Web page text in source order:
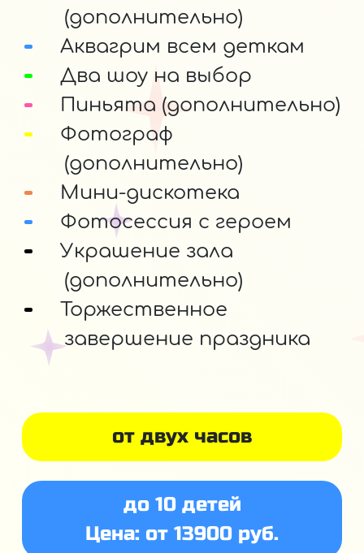
от двух часов
до 10 детей
Цена: от 13900 руб.
(дополнительно)
Аквагрим всем деткам
Два шоу на выбор
Пиньята (дополнительно)
Фотограф
(дополнительно)
Мини-дискотека
Фотосессия с героем
Украшение зала
(дополнительно)
Торжественное
завершение праздника